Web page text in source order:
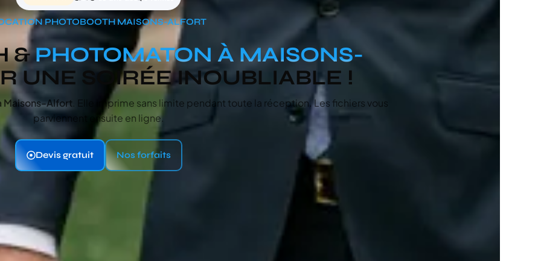
PHOTOBOOTH MAISONS-ALFORT
&PHOTOMATON À MAISONS-
UNE SOIRÉE INOUBLIABLE !
Maisons-Alfort . Elle imprime sans limite pendant toute la réception. Les fichiers vous
parviennent ensuite en ligne.
Devis gratuit Nos forfaits